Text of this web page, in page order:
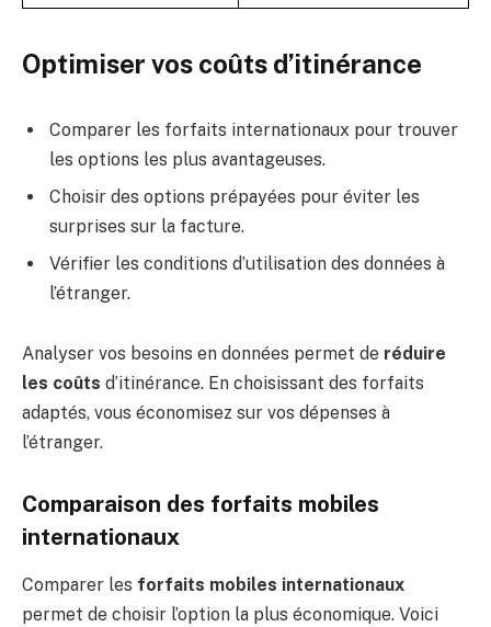
Optimiser vos coûts d’itinérance
Comparer les forfaits internationaux pour trouver
les options les plus avantageuses.
Choisir des options prépayées pour éviter les
surprises sur la facture.
Vérifier les conditions d’utilisation des données à
l’étranger.
Analyser vos besoins en données permet de réduire
les coûts d’itinérance. En choisissant des forfaits
adaptés, vous économisez sur vos dépenses à
l’étranger.
Comparaison des forfaits mobiles
internationaux
Comparer les forfaits mobiles internationaux
permet de choisir l’option la plus économique. Voici